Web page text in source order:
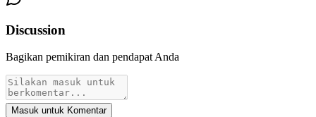
Discussion
Bagikan pemikiran dan pendapat Anda
Masuk untuk Komentar